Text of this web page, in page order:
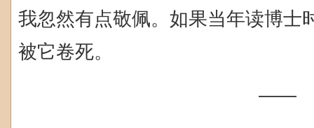
我忽然有点敬佩。如果当年读博士
被它卷死。
——